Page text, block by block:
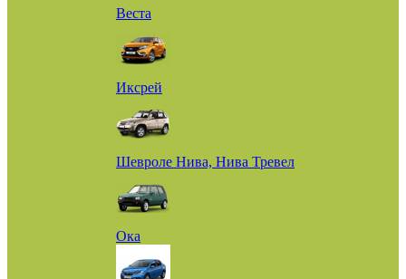
Веста
Иксрей
Шевроле Нива, Нива Тревел
Ока